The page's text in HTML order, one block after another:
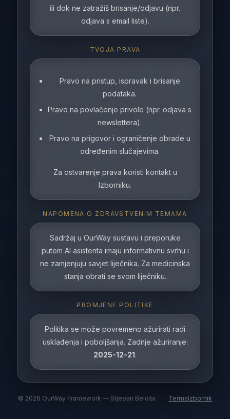
ili dok ne zatražiš brisanje/odjavu (npr.
odjava s email liste).
TVOJA PRAVA
Pravo na pristup, ispravak i brisanje
podataka.
Pravo na povlačenje privole (npr. odjava s
newslettera).
Pravo na prigovor i ograničenje obrade u
određenim slučajevima.
Za ostvarenje prava koristi kontakt u
Izborniku.
NAPOMENA O ZDRAVSTVENIM TEMAMA
Sadržaj u OurWay sustavu i preporuke
putem AI asistenta imaju informativnu svrhu i
ne zamjenjuju savjet liječnika. Za medicinska
stanja obrati se svom liječniku.
PROMJENE POLITIKE
Politika se može povremeno ažurirati radi
usklađenja i poboljšanja. Zadnje ažuriranje:
2025-12-21.
© 2026 OurWay Framework — Stjepan Beloša TermsIzbornik